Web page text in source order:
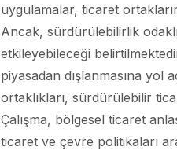
uygulamalar, ticaret
Ancak, sürdürülebilirlik
etkileyebileceği
piyasadan dışlanmasına yol
ortaklıkları, sürdürülebilir
Çalışma, bölgesel ticaret
ticaret ve çevre politikaları